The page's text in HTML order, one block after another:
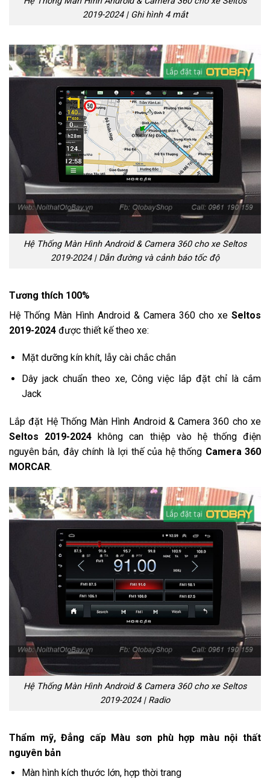
2019-2024 | Ghi hình 4 mắt
Hệ Thống Màn Hình Android & Camera 360 cho xe Seltos
2019-2024 | Dẫn đường và cảnh báo tốc độ
Tương thích 100%
Hệ Thống Màn Hình Android & Camera 360 cho xe Seltos
2019-2024 được thiết kế theo xe:
Mặt dưỡng kín khít, lẫy cài chắc chắn
Dây jack chuẩn theo xe, Công việc lắp đặt chỉ là cắm
Jack
Lắp đặt Hệ Thống Màn Hình Android & Camera 360 cho xe
Seltos 2019-2024 không can thiệp vào hệ thống điện
nguyên bản, đây chính là lợi thế của hệ thống Camera 360
MORCAR.
Hệ Thống Màn Hình Android & Camera 360 cho xe Seltos
2019-2024 | Radio
Thẩm mỹ, Đẳng cấp Màu sơn phù hợp màu nội thất
nguyên bản
Màn hình kích thước lớn, hợp thời trang